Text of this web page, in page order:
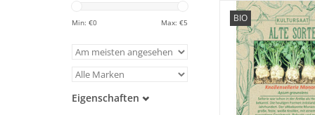
Min: €0 Max: €5
Eigenschaften
BIO
Entdecken Sie
historischen Sellerie
fast in Vergessenheit
ZUM WARENKORB